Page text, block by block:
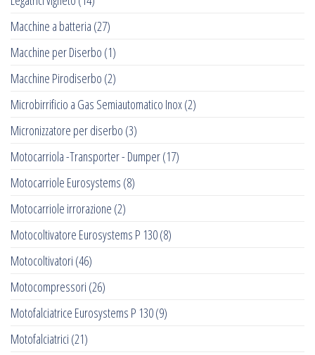
Macchine a batteria (27)
Macchine per Diserbo (1)
Macchine Pirodiserbo (2)
Microbirrificio a Gas Semiautomatico Inox(2)
Micronizzatore per diserbo (3)
Motocarriola -Transporter - Dumper(17)
Motocarriole Eurosystems (8)
Motocarriole irrorazione (2)
Motocoltivatore Eurosystems P 130(8)
Motocoltivatori (46)
Motocompressori (26)
Motofalciatrice Eurosystems P 130(9)
Motofalciatrici (21)